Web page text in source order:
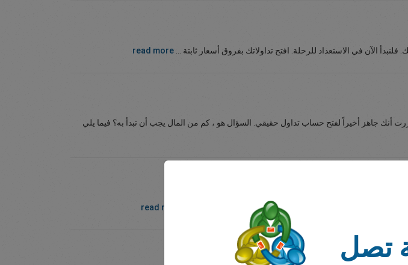
الآن في الاستعداد للرحلة. افتح تداولاتك بفروق أسعار ثابتة ... read more
أنك جاهز أخيراً لفتح حساب تداول حقيقي. السؤال هو ، كم من المال يجب أن تبدأ به؟ فيما يلي
كمية المعلومات المتاحة من قبل الشركات نفسها ومناف... read more
تصل